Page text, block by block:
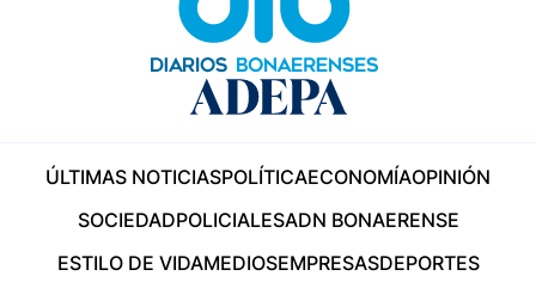
ÚLTIMAS NOTICIASPOLÍTICAECONOMÍAOPINIÓN
SOCIEDADPOLICIALESADN BONAERENSE
ESTILO DE VIDAMEDIOSEMPRESASDEPORTES